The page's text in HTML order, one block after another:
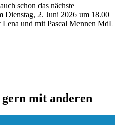
schon das nächste
Dienstag, 2. Juni 2026 um 18.00
und mit Pascal Mennen MdL
mit anderen